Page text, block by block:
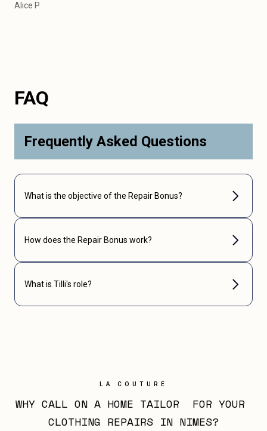
Alice P
FAQ
Frequently Asked Questions
What is the objective of the Repair Bonus?
How does the Repair Bonus work?
What is Tilli's role?
LA COUTURE
WHY CALL ON A HOME TAILOR  FOR YOUR
CLOTHING REPAIRS IN NIMES?